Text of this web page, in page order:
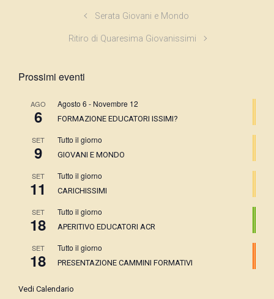
Serata Giovani e Mondo
Ritiro di Quaresima Giovanissimi
Prossimi eventi
AGO
6
Agosto 6 - Novembre 12
FORMAZIONE EDUCATORI ISSIMI?
SET
9
Tutto il giorno
GIOVANI E MONDO
SET
11
Tutto il giorno
CARICHISSIMI
SET
18
Tutto il giorno
APERITIVO EDUCATORI ACR
SET
18
Tutto il giorno
PRESENTAZIONE CAMMINI FORMATIVI
Vedi Calendario